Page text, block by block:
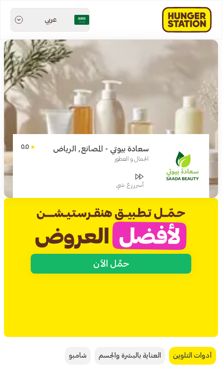
عربي
سعادة بيوتي - المصانع, الرياض
الجمال و العطور
0.0
أسرررع شي
حمِّل الآن
أدوات التلوين العناية بالبشرة والجسم شامبو